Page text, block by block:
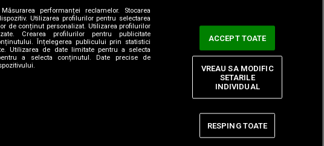
Contact
performanței reclamelor. Stocarea
Utilizarea profilurilor pentru selectarea
de conținut personalizat. Utilizarea profilurilor
Crearea profilurilor pentru publicitate
Înțelegerea publicului prin statistici
Utilizarea de date limitate pentru a selecta
a selecta conținutul. Date precise de
ACCEPT TOATE
RESPING TOATE
VREAU SA MODIFIC
SETARILE
INDIVIDUAL